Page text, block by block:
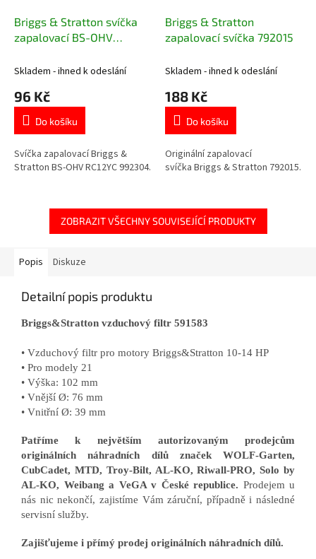
Briggs & Stratton svíčka
zapalovací BS-OHV
Skladem - ihned k odeslání
96 Kč
Do košíku
Svíčka zapalovací Briggs &
Stratton BS-OHV RC12YC 992304.
Briggs & Stratton
zapalovací svíčka 792015
Skladem - ihned k odeslání
188 Kč
Do košíku
Originální zapalovací
svíčka Briggs & Stratton 792015.
ZOBRAZIT VŠECHNY SOUVISEJÍCÍ PRODUKTY
Popis Diskuze
Detailní popis produktu
Briggs&Stratton vzduchový filtr 591583
• Vzduchový filtr pro motory Briggs&Stratton 10-14 HP
• Pro modely 21
• Výška: 102 mm
• Vnější Ø: 76 mm
• Vnitřní Ø: 39 mm
Patříme k největším autorizovaným prodejcům
originálních náhradních dílů značek WOLF-Garten,
CubCadet, MTD, Troy-Bilt, AL-KO, Riwall-PRO, Solo by
AL-KO, Weibang a VeGA v České republice. Prodejem u
nás nic nekončí, zajistíme Vám záruční, případně i následné
servisní služby.
Zajišťujeme i přímý prodej originálních náhradních dílů.